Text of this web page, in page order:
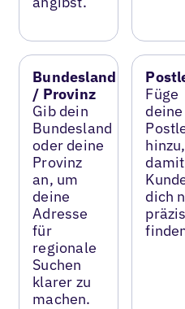
Bundesland
/ Provinz
Gib dein
Bundesland
oder deine
Provinz
an, um
deine
Adresse
für
regionale
Suchen
klarer zu
machen.
Füge
deine
hinzu,
damit
dich